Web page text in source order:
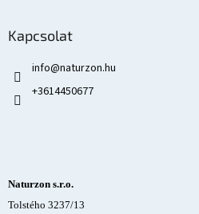
Kapcsolat
info@naturzon.hu
+3614450677
Naturzon s.r.o.
Tolstého 3237/13